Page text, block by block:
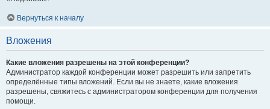
Вернуться к началу
Вложения
Какие вложения разрешены на этой конференции?
Администратор каждой конференции может разрешить или запретить
определённые типы вложений. Если вы не знаете, какие вложения
разрешены, свяжитесь с администратором конференции для получения
помощи.